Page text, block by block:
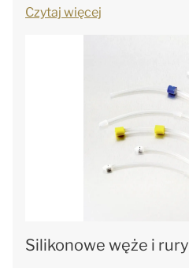
Czytaj więcej
Silikonowe węże i rury